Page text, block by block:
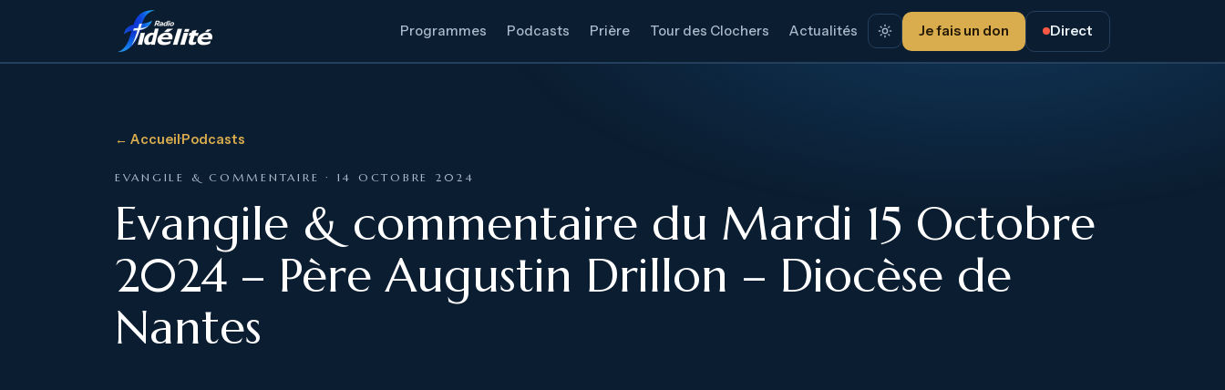
Programmes Podcasts Prière Tour des Clochers Actualités Je fais un don Direct
← Accueil·Podcasts
EVANGILE & COMMENTAIRE · 14 OCTOBRE 2024
Evangile & commentaire du Mardi 15 Octobre
2024 – Père Augustin Drillon – Diocèse de
Nantes